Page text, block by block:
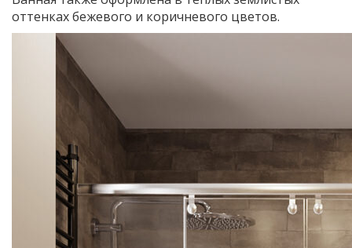
оттенках бежевого и коричневого цветов.